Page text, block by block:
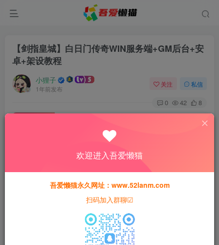
【剑指皇城】白日门传奇WIN服务端+GM后台+安
卓+架设教程
小狸子
1年前发布
关注 私信
0 42 8
此内容为付费资源，请付费后查看
猫粮30
黄金会员猫粮15 钻石会员 免费
本站所有资源均为网络收集整理而来，仅供学习研究使用，请在下
载后24h内删除，谢谢合作！
欢迎进入吾爱懒猫
吾爱懒猫永久网址：www.52lanm.com
扫码加入群聊☑